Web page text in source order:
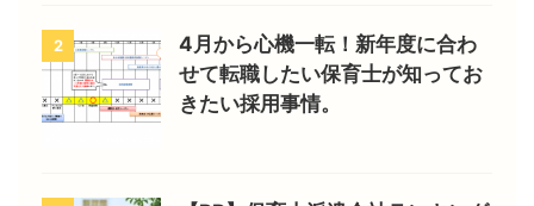
2
4月から心機一転！新年度に合わ
せて転職したい保育士が知ってお
きたい採用事情。